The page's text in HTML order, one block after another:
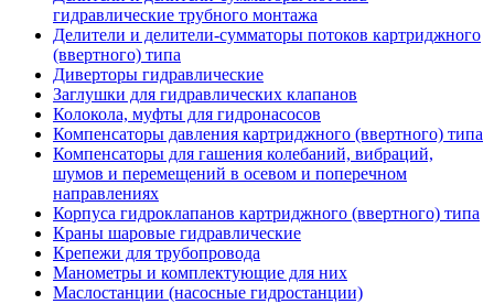
гидравлические трубного монтажа
Делители и делители-сумматоры потоков картриджного
(ввертного) типа
Диверторы гидравлические
Заглушки для гидравлических клапанов
Колокола, муфты для гидронасосов
Компенсаторы давления картриджного (ввертного) типа
Компенсаторы для гашения колебаний, вибраций,
шумов и перемещений в осевом и поперечном
направлениях
Корпуса гидроклапанов картриджного (ввертного) типа
Краны шаровые гидравлические
Крепежи для трубопровода
Манометры и комплектующие для них
Маслостанции (насосные гидростанции)